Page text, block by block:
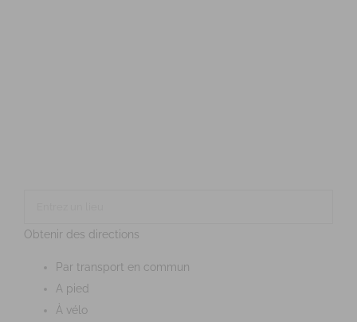
Obtenir des directions
Par transport en commun
A pied
À vélo